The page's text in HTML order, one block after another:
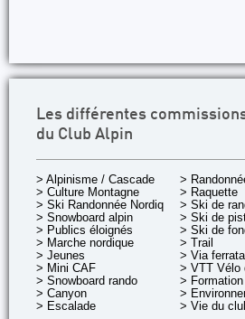
Les différentes
du Club Alpin
> Alpinisme / Cascade
> Culture Montagne
> Ski Randonnée Nordique
> Snowboard alpin
> Publics éloignés
> Marche nordique
> Jeunes
> Mini CAF
> Snowboard rando
> Canyon
> Escalade
>
> Raquette
> Ski de
> Ski de
> Ski de
> Trail
> Via ferrata
> VTT Vélo
>
>
> Vie du